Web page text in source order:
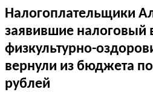
Налогоплательщики
заявившие налоговый
физкультурно-
вернули из бюджета
рублей